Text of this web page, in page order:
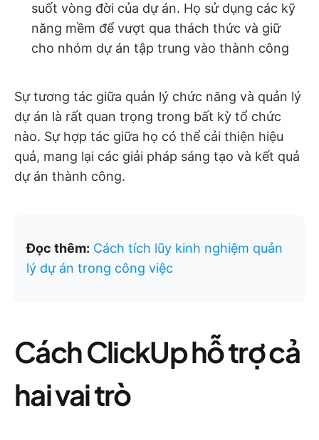
suốt vòng đời của dự án. Họ sử dụng các kỹ
năng mềm để vượt qua thách thức và giữ
cho nhóm dự án tập trung vào thành công
Sự tương tác giữa quản lý chức năng và quản lý
dự án là rất quan trọng trong bất kỳ tổ chức
nào. Sự hợp tác giữa họ có thể cải thiện hiệu
quả, mang lại các giải pháp sáng tạo và kết quả
dự án thành công.
Đọc thêm: Cách tích lũy kinh nghiệm quản
lý dự án trong công việc
Cách ClickUp hỗ trợ cả
hai vai trò